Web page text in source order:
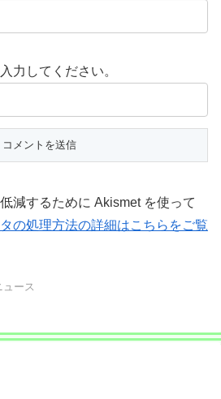
力してください。
減するために Akismet を使って
の処理方法の詳細はこちらをご覧
ュース